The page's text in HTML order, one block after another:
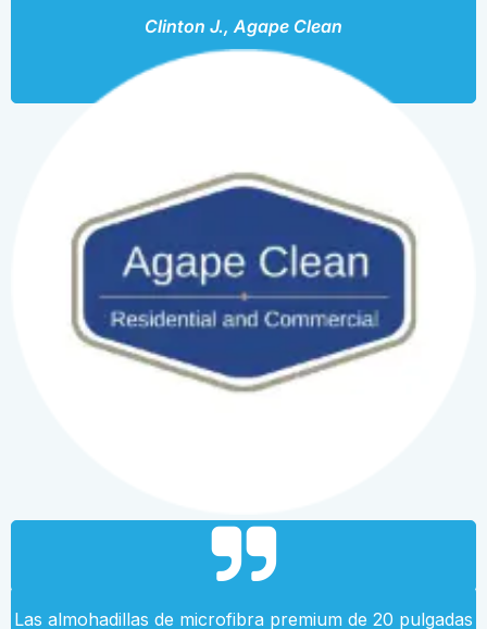
Clinton J., Agape Clean
Las almohadillas de microfibra premium de 20 pulgadas